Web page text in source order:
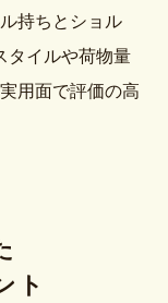
持ちとショル
タイルや荷物量
用面で評価の高
ト